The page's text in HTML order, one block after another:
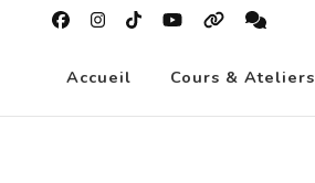
Accueil Cours & Ateliers